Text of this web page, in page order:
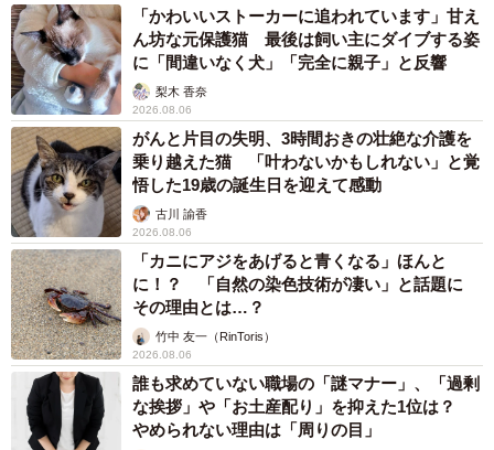
だなと思います。どんなにケンカしようが、どんなに傷つ
けあおうが、夫婦間のことは当事者にしかわかんないなっ
て、つくづく思います。きっと言わないだけで、お互い良
いところがあったり、何かしらの絆みたいなものがあるん
でしょうね。そうじゃないと続かないですよね」
赤ちゃんは自分でできないことが多いため、保護者はお世
話をしながら家事などをしなくてはなりません。物理的に
やることが多くなりますし、小さな命を見守ることになる
ので精神的にも大きなプレッシャーがかかっていることに
なります。自身で体験さえすれば「寝ている赤ちゃんの世
話なんて楽勝」とは言えないでしょう。
でも、トリッシュさんの言うように、夫婦の形は夫婦それ
「かわいいストーカーに追われています」甘え
ん坊な元保護猫 最後は飼い主にダイブする姿
に「間違いなく犬」「完全に親子」と反響
梨木 香奈
2026.08.06
がんと片目の失明、3時間おきの壮絶な介護を
乗り越えた猫 「叶わないかもしれない」と覚
悟した19歳の誕生日を迎えて感動
古川 諭香
2026.08.06
「カニにアジをあげると青くなる」ほんと
に！？ 「自然の染色技術が凄い」と話題に
その理由とは…？
竹中 友一（RinToris）
2026.08.06
誰も求めていない職場の「謎マナー」、「過剰
な挨拶」や「お土産配り」を抑えた1位は？
やめられない理由は「周りの目」